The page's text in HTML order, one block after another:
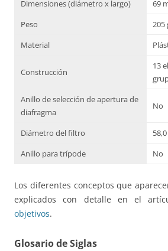
Dimensiones (diámetro x largo)
69
Peso
205
Material
Construcción
13
Anillo de selección de apertura de
diafragma
No
Diámetro del filtro
Anillo para trípode
No
Los diferentes conceptos que
explicados con detalle en el
objetivos.
Glosario de Siglas